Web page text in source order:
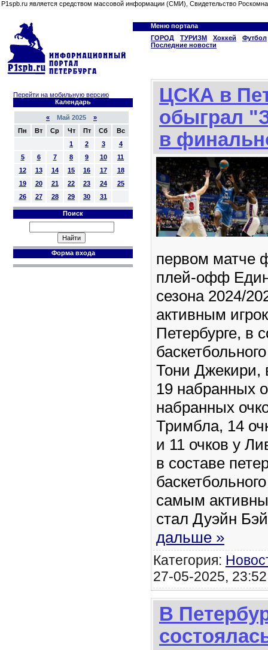
P1spb.ru является средством массовой информации (СМИ), Свидетельство
Меню портала
ГОРОД
ТУРИЗМ Хоккей
Футбол
Последние новости
Перейти на мобильную версию
Календарь
« Май 2025 »
Пн
Вт Ср Чт Пт Сб
Вс
1
2 3
4
5
6 7 8 9 10
11
12
13 14 15 16 17
18
19
20 21 22 23 24
25
26
27 28 29 30 31
Поиск
Форма входа
ЦСКА в
обыграл
в
первом матче
плей-офф
сезона 2024/
активным
Петербурге, в
Тони Джекири,
19 набранных
набранных
Тримбла, 14
и 11 очков у
в составе
самым
стал Дуэйн
дальше »
Категория:
27-05-2025,
В